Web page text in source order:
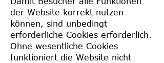
der Website korrekt nutzen
können, sind unbedingt
erforderliche Cookies erforderlich.
Ohne wesentliche Cookies
funktioniert die Website nicht